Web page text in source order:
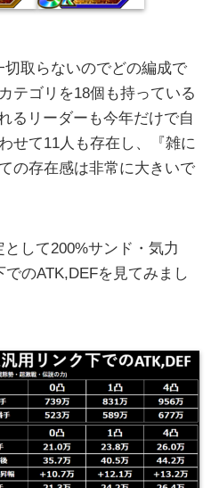
取らないのでどの編成で
テゴリを18個も持っている
るリーダーも今年だけで自
せて11人も存在し、『雑に
の存在感は非常に大きいで
して200%サンド・気力
のATK,DEFを見てみまし